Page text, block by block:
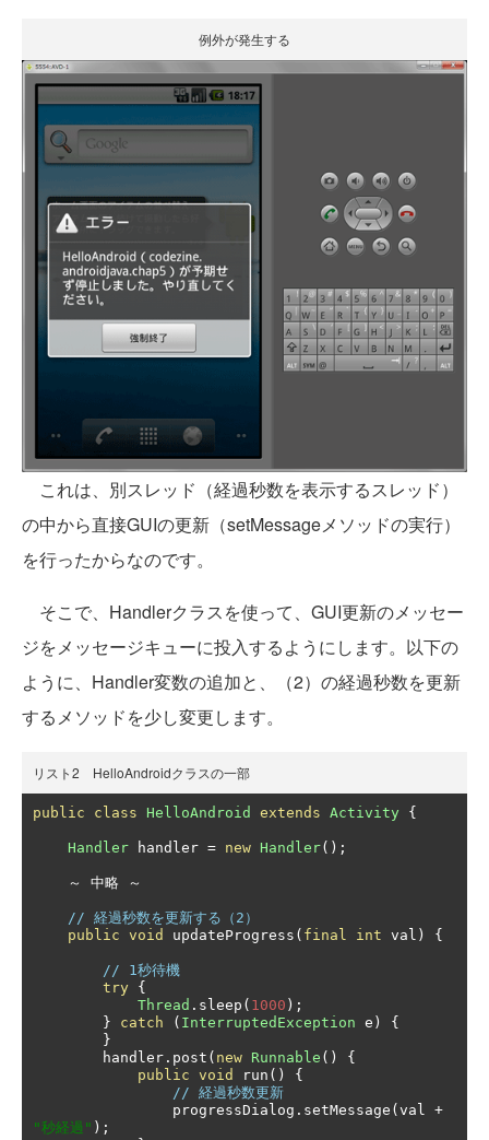
例外が発生する
これは、別スレッド（経過秒数を表示するスレッド）
の中から直接GUIの更新（setMessageメソッドの実行）
を行ったからなのです。
そこで、Handlerクラスを使って、GUI更新のメッセー
ジをメッセージキューに投入するようにします。以下の
ように、Handler変数の追加と、（2）の経過秒数を更新
するメソッドを少し変更します。
リスト2 HelloAndroidクラスの一部
public class HelloAndroid extends Activity {
Handler handler = new Handler();
～ 中略 ～
// 経過秒数を更新する（2）
public void updateProgress ( final int val ) {
// 1秒待機
try
{
Thread . sleep ( 1000 );
}
catch ( InterruptedException e )
{
}
        handler
. post ( new Runnable ()
{
public void run ()
{
// 経過秒数更新
                progressDialog
. setMessage ( val +
"秒経過" );